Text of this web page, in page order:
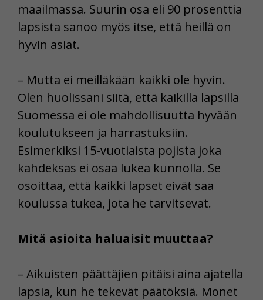
maailmassa. Suurin osa eli 90 prosenttia
lapsista sanoo myös itse, että heillä on
hyvin asiat.
– Mutta ei meilläkään kaikki ole hyvin.
Olen huolissani siitä, että kaikilla lapsilla
Suomessa ei ole mahdollisuutta hyvään
koulutukseen ja harrastuksiin.
Esimerkiksi 15-vuotiaista pojista joka
kahdeksas ei osaa lukea kunnolla. Se
osoittaa, että kaikki lapset eivät saa
koulussa tukea, jota he tarvitsevat.
Mitä asioita haluaisit muuttaa?
– Aikuisten päättäjien pitäisi aina ajatella
lapsia, kun he tekevät päätöksiä. Monet